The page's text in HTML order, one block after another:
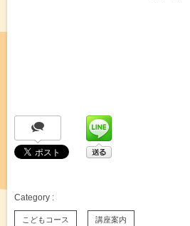
こどもコース 講座案内